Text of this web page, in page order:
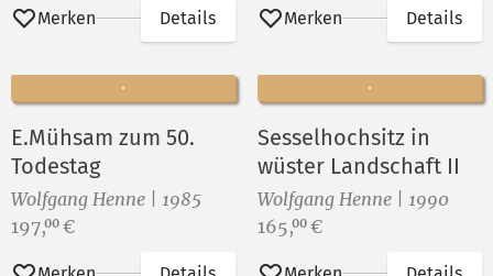
Merken Details Merken Details
E.Mühsam zum 50.
Todestag
Wolfgang Henne | 1985
Preis:
197,00 €
Sesselhochsitz in
wüster Landschaft II
Wolfgang Henne | 1990
Preis:
165,00 €